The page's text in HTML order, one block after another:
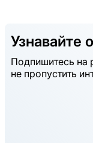
Узнавайте
Подпишитесь на
не пропустить